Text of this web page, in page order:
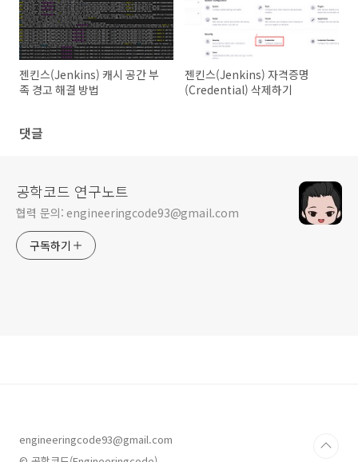
젠킨스(Jenkins) 캐시 공간 부
족 경고 해결 방법
젠킨스(Jenkins) 자격증명
(Credential) 삭제하기
댓글
공학코드 연구노트
협력 문의: engineeringcode93@gmail.com
구독하기
engineeringcode93@gmail.com